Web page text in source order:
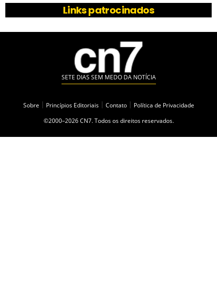
Links patrocinados
SETE DIAS SEM MEDO DA NOTÍCIA
Sobre Princípios Editoriais Contato
Política de Privacidade
©2000–2026 CN7. Todos os direitos reservados.